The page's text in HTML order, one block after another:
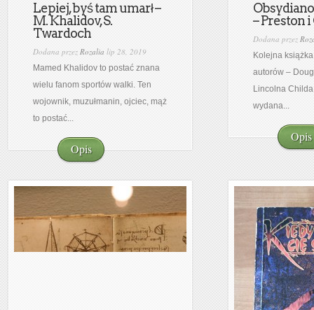
Lepiej, byś tam umarł –
M. Khalidov, S.
Twardoch
Dodana przez Rozalia lip 28, 2019
Mamed Khalidov to postać znana
wielu fanom sportów walki. Ten
wojownik, muzułmanin, ojciec, mąż
to postać...
Opis
– Preston
Dodana przez
Kolejna
autorów –
Lincolna
wydana...
Opis